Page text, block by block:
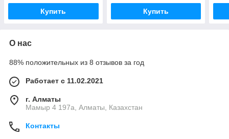
Купить Купить
О нас
88% положительных из 8 отзывов за год
Работает с 11.02.2021
г. Алматы
Мамыр 4 197а, Алматы, Казахстан
Контакты